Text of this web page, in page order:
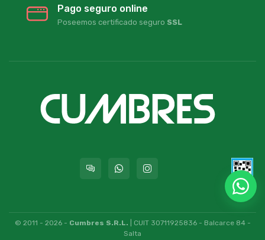
Pago seguro online
Poseemos certificado seguro SSL
© 2011 - 2026 - Cumbres S.R.L. | CUIT 30711925836 - Balcarce 84 -
Salta